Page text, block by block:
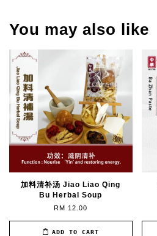
You may also like
加料清补汤 Jiao Liao Qing
Bu Herbal Soup
RM 12.00
ADD TO CART